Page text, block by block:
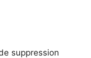
suppression